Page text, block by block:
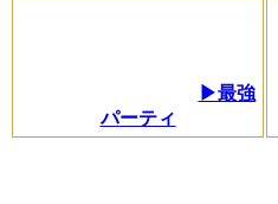
▶最強
パーティ